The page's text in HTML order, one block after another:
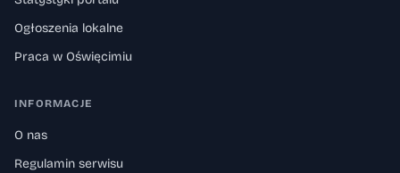
Ogłoszenia lokalne
Praca w Oświęcimiu
INFORMACJE
O nas
Regulamin serwisu